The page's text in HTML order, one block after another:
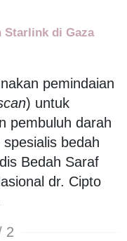
Starlink di Gaza
pemindaian
) untuk
pembuluh darah
bedah
Bedah Saraf
dr. Cipto
2